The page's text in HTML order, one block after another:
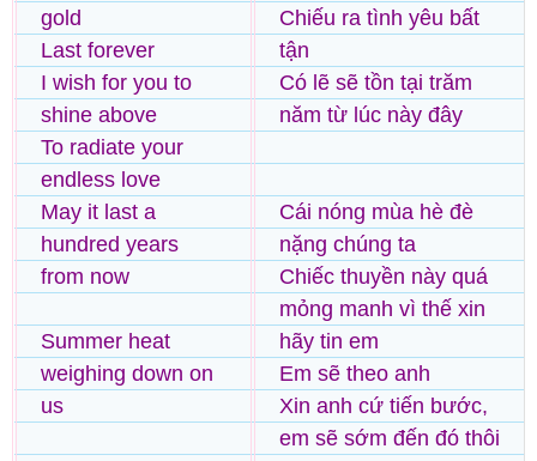
gold
Last forever
I wish for you to
shine above
To radiate your
endless love
May it last a
hundred years
from now
Summer heat
weighing down on
us
Chiếu ra tình yêu bất
tận
Có lẽ sẽ tồn tại trăm
năm từ lúc này đây
Cái nóng mùa hè đè
nặng chúng ta
Chiếc thuyền này quá
mỏng manh vì thế xin
hãy tin em
Em sẽ theo anh
Xin anh cứ tiến bước,
em sẽ sớm đến đó thôi